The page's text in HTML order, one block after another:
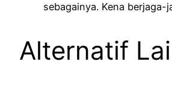
sebagainya. Kena berjaga-
Alternatif